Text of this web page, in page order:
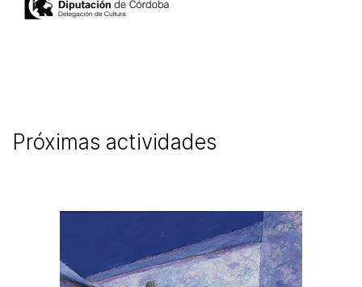
Próximas actividades